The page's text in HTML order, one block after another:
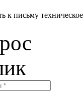
к письму